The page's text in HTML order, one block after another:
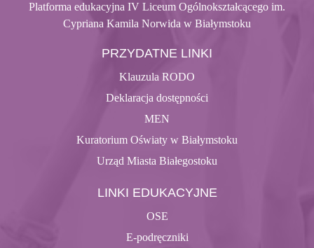
Platforma edukacyjna IV Liceum Ogólnokształcącego im.
Cypriana Kamila Norwida w Białymstoku
PRZYDATNE LINKI
Klauzula RODO
Deklaracja dostępności
MEN
Kuratorium Oświaty w Białymstoku
Urząd Miasta Białegostoku
LINKI EDUKACYJNE
OSE
E-podręczniki